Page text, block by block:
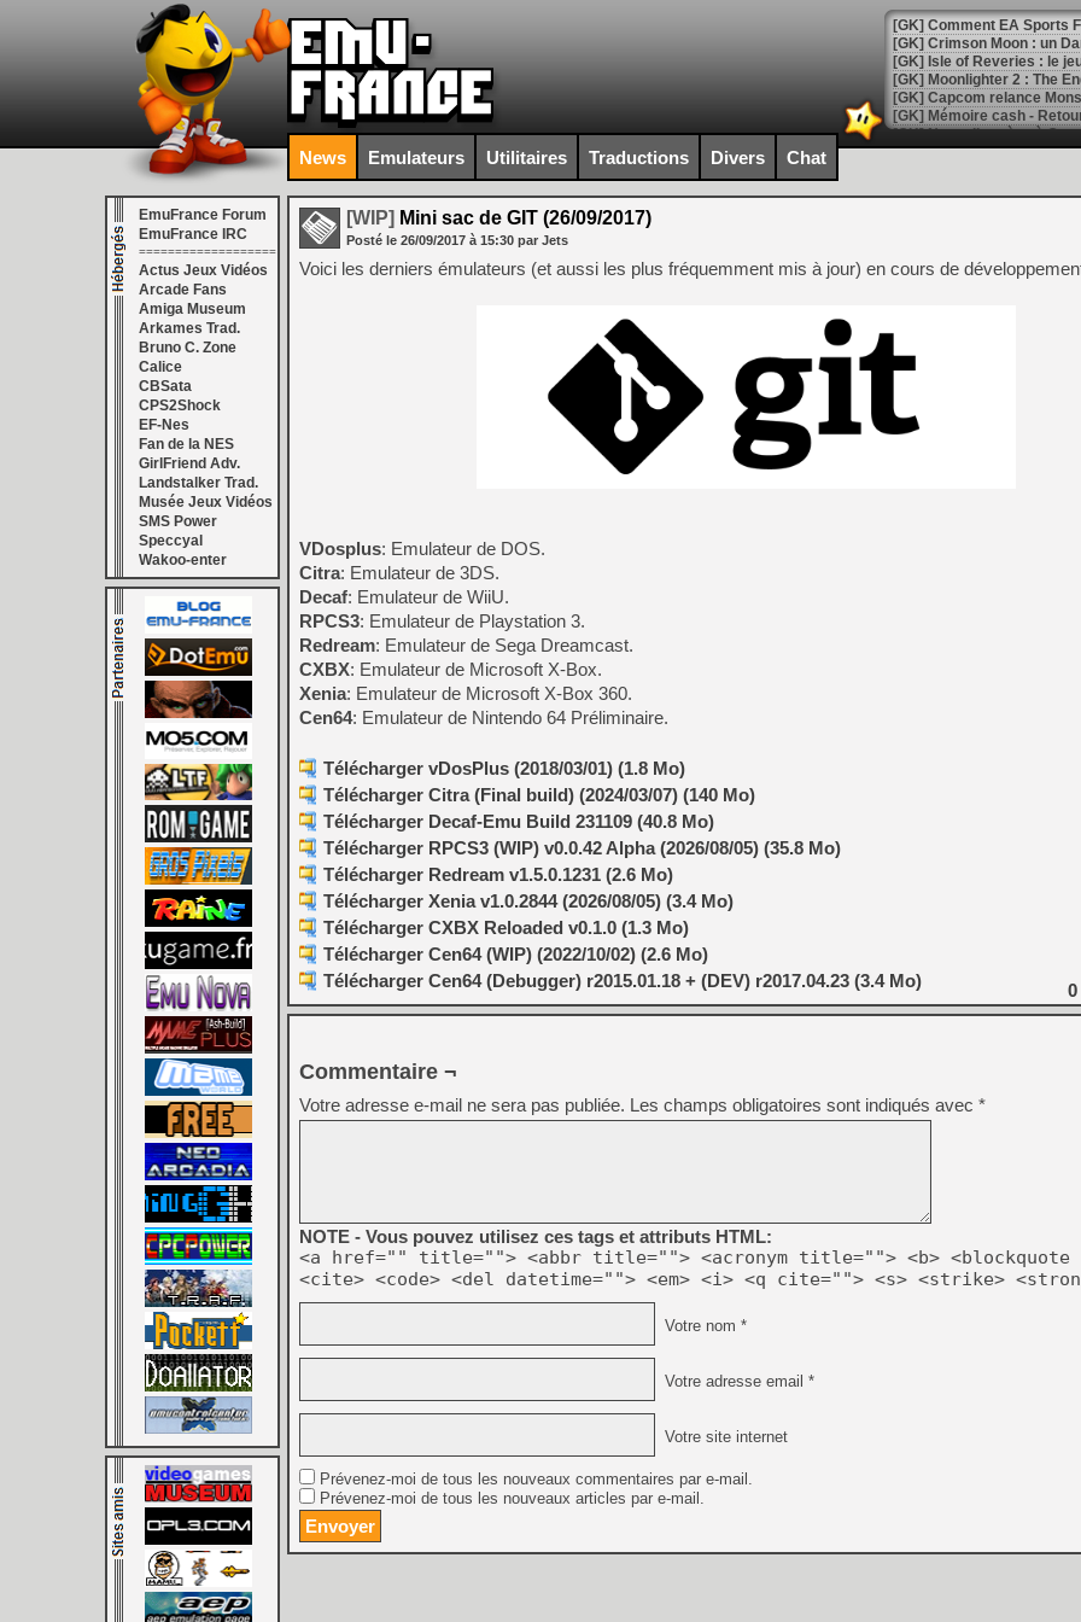
[GK] Comment EA Sports
[GK] Crimson Moon : un
[GK] Isle of Reveries : le
[GK] Moonlighter 2 : The
[GK] Capcom relance
[Mo5] Deux inédits du
[GK] Le beat'em up The
[GK] Endless Legend 2 :
[LS] [PS5] Le WebKit
[GK] Oubliez Crazy Taxi,
[LS] [Switch] NSZ 5.0.0
[GK] No More Room in
[GK] Un chatbot Atelier
[GK] Mémoire cash -
[GK] Nvidia : le prix des
[GK] Suikoden Star Leap
[Mo5] La mini borne
[GK] Le studio de FIFA
[GK] La PlayStation 1 en
[GK] Dawn of War 4 : les
[GK] CloverPit : l'héritier
[GK] Stellar Blade : Blood
[GK] Palworld Online est
[GK] Wuchang 2 : le
[GK] Test : Big Walk est
[GK] Starsand Island : la
[GK] Dan Houser (GTA)
News Emulateurs Utilitaires Traductions Divers Chat
EmuFrance Forum
EmuFrance IRC
===================
Actus Jeux Vidéos
Arcade Fans
Amiga Museum
Arkames Trad.
Bruno C. Zone
Calice
CBSata
CPS2Shock
EF-Nes
Fan de la NES
GirlFriend Adv.
Landstalker Trad.
Musée Jeux Vidéos
SMS Power
Speccyal
Wakoo-enter
[WIP] Mini sac de GIT (26/09/2017)
Posté le 26/09/2017 à 15:30 par Jets
Voici les derniers émulateurs (et aussi les plus fréquemment mis à jour) en cours de
VDosplus: Emulateur de DOS.
Citra: Emulateur de 3DS.
Decaf: Emulateur de WiiU.
RPCS3: Emulateur de Playstation 3.
Redream: Emulateur de Sega Dreamcast.
CXBX: Emulateur de Microsoft X-Box.
Xenia: Emulateur de Microsoft X-Box 360.
Cen64: Emulateur de Nintendo 64 Préliminaire.
Télécharger vDosPlus (2018/03/01) (1.8 Mo)
Télécharger Citra (Final build) (2024/03/07) (140 Mo)
Télécharger Decaf-Emu Build 231109 (40.8 Mo)
Télécharger RPCS3 (WIP) v0.0.42 Alpha (2026/08/05) (35.8 Mo)
Télécharger Redream v1.5.0.1231 (2.6 Mo)
Télécharger Xenia v1.0.2844 (2026/08/05) (3.4 Mo)
Télécharger CXBX Reloaded v0.1.0 (1.3 Mo)
Télécharger Cen64 (WIP) (2022/10/02) (2.6 Mo)
Télécharger Cen64 (Debugger) r2015.01.18 + (DEV) r2017.04.23 (3.4 Mo)
0
Commentaire ¬
Votre adresse e-mail ne sera pas publiée. Les champs obligatoires sont indiqués avec *
NOTE - Vous pouvez utilisez ces tags et attributs HTML:
<a href="" title=""> <abbr title=""> <acronym title=""> <b> <blockquote
<cite> <code> <del datetime=""> <em> <i> <q cite=""> <s> <strike>
Votre nom *
Votre adresse email *
Votre site internet
Prévenez-moi de tous les nouveaux commentaires par e-mail.
Prévenez-moi de tous les nouveaux articles par e-mail.